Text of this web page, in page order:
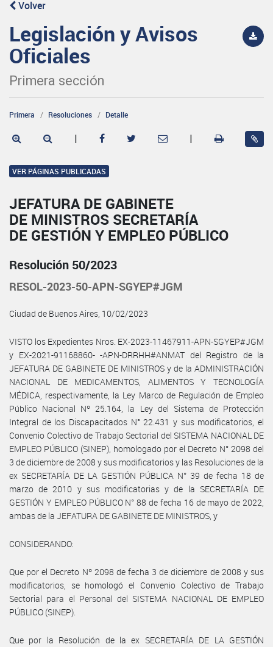
Volver
Legislación y Avisos
Oficiales
Primera sección
Primera Resoluciones Detalle
| |
VER PÁGINAS PUBLICADAS
JEFATURA DE GABINETE
DE MINISTROS SECRETARÍA
DE GESTIÓN Y EMPLEO PÚBLICO
Resolución 50/2023
RESOL-2023-50-APN-SGYEP#JGM
Ciudad de Buenos Aires, 10/02/2023
VISTO los Expedientes Nros. EX-2023-11467911-APN-SGYEP#JGM
y EX-2021-91168860- -APN-DRRHH#ANMAT del Registro de la
JEFATURA DE GABINETE DE MINISTROS y de la ADMINISTRACIÓN
NACIONAL DE MEDICAMENTOS, ALIMENTOS Y TECNOLOGÍA
MÉDICA, respectivamente, la Ley Marco de Regulación de Empleo
Público Nacional Nº 25.164, la Ley del Sistema de Protección
Integral de los Discapacitados N° 22.431 y sus modificatorios, el
Convenio Colectivo de Trabajo Sectorial del SISTEMA NACIONAL DE
EMPLEO PÚBLICO (SINEP), homologado por el Decreto N° 2098 del
3 de diciembre de 2008 y sus modificatorios y las Resoluciones de la
ex SECRETARÍA DE LA GESTIÓN PÚBLICA N° 39 de fecha 18 de
marzo de 2010 y sus modificatorias y de la SECRETARÍA DE
GESTIÓN Y EMPLEO PÚBLICO N° 88 de fecha 16 de mayo de 2022,
ambas de la JEFATURA DE GABINETE DE MINISTROS, y
CONSIDERANDO:
Que por el Decreto Nº 2098 de fecha 3 de diciembre de 2008 y sus
modificatorios, se homologó el Convenio Colectivo de Trabajo
Sectorial para el Personal del SISTEMA NACIONAL DE EMPLEO
PÚBLICO (SINEP).
Que por la Resolución de la ex SECRETARÍA DE LA GESTIÓN